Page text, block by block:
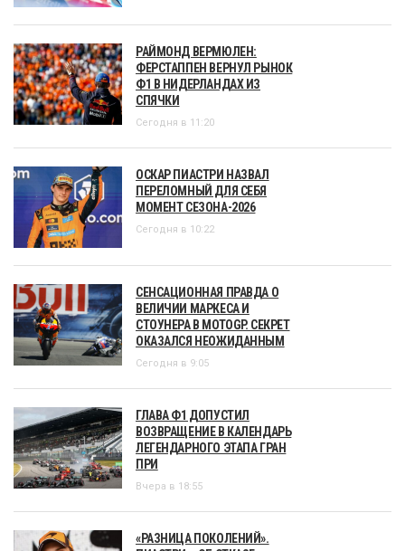
РАЙМОНД ВЕРМЮЛЕН:
ФЕРСТАППЕН ВЕРНУЛ РЫНОК
Ф1 В НИДЕРЛАНДАХ ИЗ
СПЯЧКИ
Сегодня в 11:20
ОСКАР ПИАСТРИ НАЗВАЛ
ПЕРЕЛОМНЫЙ ДЛЯ СЕБЯ
МОМЕНТ СЕЗОНА-2026
Сегодня в 10:22
СЕНСАЦИОННАЯ ПРАВДА О
ВЕЛИЧИИ МАРКЕСА И
СТОУНЕРА В MOTOGP. СЕКРЕТ
ОКАЗАЛСЯ НЕОЖИДАННЫМ
Сегодня в 9:05
ГЛАВА Ф1 ДОПУСТИЛ
ВОЗВРАЩЕНИЕ В КАЛЕНДАРЬ
ЛЕГЕНДАРНОГО ЭТАПА ГРАН
ПРИ
Вчера в 18:55
«РАЗНИЦА ПОКОЛЕНИЙ».